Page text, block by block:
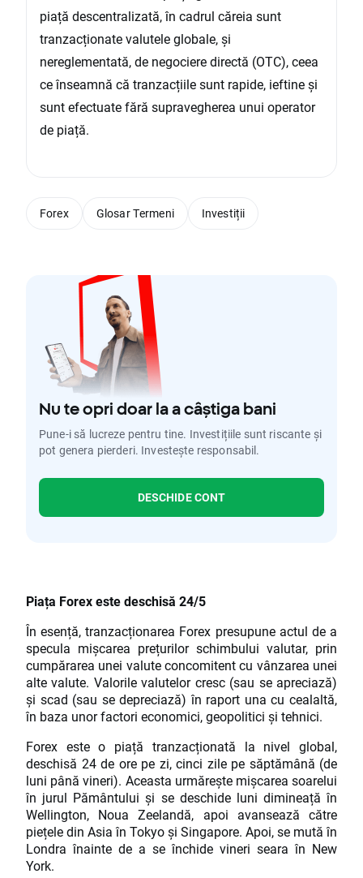
piață descentralizată, în cadrul căreia sunt
tranzacționate valutele globale, și
nereglementată, de negociere directă (OTC), ceea
ce înseamnă că tranzacțiile sunt rapide, ieftine și
sunt efectuate fără supravegherea unui operator
de piață.
Nu te opri doar la a câștiga bani
Pune-i să lucreze pentru tine. Investițiile sunt riscante și
pot genera pierderi. Investește responsabil.
DESCHIDE CONT
Piața Forex este deschisă 24/5
În esență, tranzacționarea Forex presupune actul de a
specula mișcarea prețurilor schimbului valutar, prin
cumpărarea unei valute concomitent cu vânzarea unei
alte valute. Valorile valutelor cresc (sau se apreciază)
și scad (sau se depreciază) în raport una cu cealaltă,
în baza unor factori economici, geopolitici și tehnici.
Forex este o piață tranzacționată la nivel global,
deschisă 24 de ore pe zi, cinci zile pe săptămână (de
luni până vineri). Aceasta urmărește mișcarea soarelui
în jurul Pământului și se deschide luni dimineață în
Wellington, Noua Zeelandă, apoi avansează către
piețele din Asia în Tokyo și Singapore. Apoi, se mută în
Londra înainte de a se închide vineri seara în New
York.
Forex Glosar Termeni Investiții